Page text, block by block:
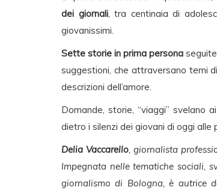
dei giornali, tra centinaia di
giovanissimi.
Sette storie in prima persona
suggestioni, che attraversano temi
descrizioni dell’amore.
Domande, storie, “viaggi” svelano
dietro i silenzi dei giovani di oggi alle
Delia Vaccarello, giornalista
Impegnata nelle tematiche sociali,
giornalismo di Bologna, è autrice